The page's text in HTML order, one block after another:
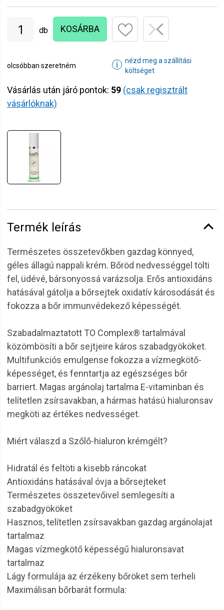
db KOSÁRBA
olcsóbban szeretném ℹ
nézd meg a szállítási
költséget
Vásárlás után járó pontok: 59 (csak regisztrált
vásárlóknak)
Termék leírás
Természetes összetevőkben gazdag könnyed,
géles állagú nappali krém. Bőröd nedvességgel tölti
fel, üdévé, bársonyossá varázsolja. Erős antioxidáns
hatásával gátolja a bőrsejtek oxidatív károsodását és
fokozza a bőr immunvédekező képességét.
Szabadalmaztatott TO Complex® tartalmával
közömbösíti a bőr sejtjeire káros szabadgyököket.
Multifunkciós emulgense fokozza a vízmegkötő-
képességet, és fenntartja az egészséges bőr
barriert. Magas argánolaj tartalma E-vitaminban és
telítetlen zsírsavakban, a hármas hatású hialuronsav
megköti az értékes nedvességet.
Miért válaszd a Szőlő-hialuron krémgélt?
Hidratál és feltöti a kisebb ráncokat
Antioxidáns hatásával óvja a bőrsejteket
Természetes összetevőivel semlegesíti a
szabadgyököket
Hasznos, telítetlen zsírsavakban gazdag argánolajat
tartalmaz
Magas vízmegkötő képességű hialuronsavat
tartalmaz
Lágy formulája az érzékeny bőröket sem terheli
Maximálisan bőrbarát formula: